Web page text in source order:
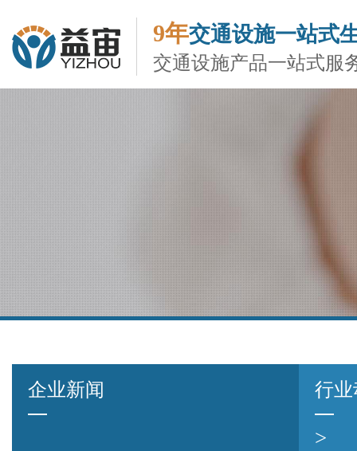
9年交通设施一站式
交通设施产品一站式服
企业新闻 行
>